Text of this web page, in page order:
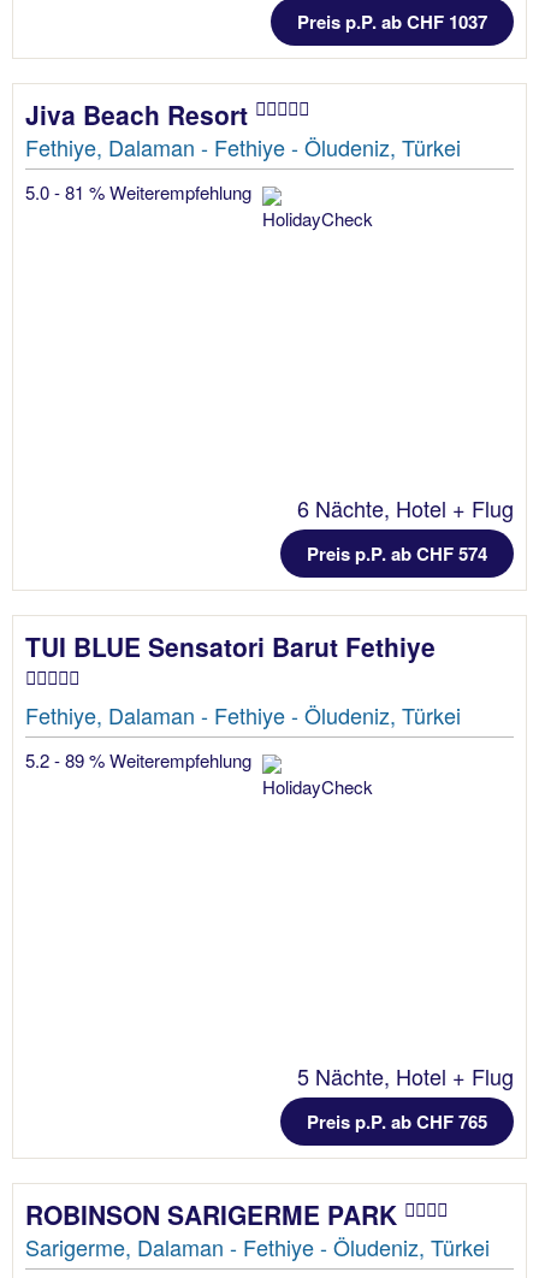
Preis p.P. ab CHF 1037
Jiva Beach Resort
Fethiye, Dalaman - Fethiye - Öludeniz, Türkei
5.0 - 81 % Weiterempfehlung
6 Nächte, Hotel + Flug
Preis p.P. ab CHF 574
TUI BLUE Sensatori Barut Fethiye
Fethiye, Dalaman - Fethiye - Öludeniz, Türkei
5.2 - 89 % Weiterempfehlung
5 Nächte, Hotel + Flug
Preis p.P. ab CHF 765
ROBINSON SARIGERME PARK
Sarigerme, Dalaman - Fethiye - Öludeniz, Türkei